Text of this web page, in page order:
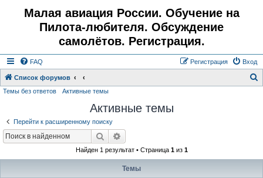
Малая авиация России. Обучение на
Пилота-любителя. Обсуждение
самолётов. Регистрация.
FAQ Вход
Регистрация
Список форумов
Темы без ответов Активные темы
Активные темы
Перейти к расширенному поиску
Поиск
Найден 1 результат • Страница 1из 1
Темы